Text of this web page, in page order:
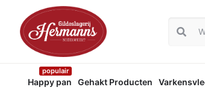
Happy pan
populair
Gehakt Producten